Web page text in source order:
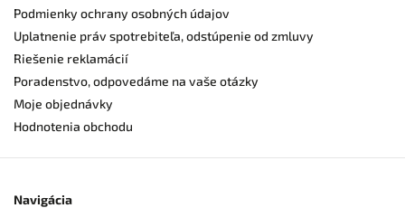
Podmienky ochrany osobných údajov
Uplatnenie práv spotrebiteľa, odstúpenie od zmluvy
Riešenie reklamácií
Poradenstvo, odpovedáme na vaše otázky
Moje objednávky
Hodnotenia obchodu
Navigácia